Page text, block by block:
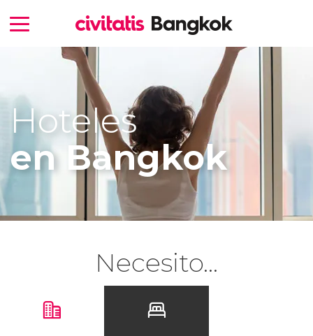
Hoteles
en Bangkok
Necesito...